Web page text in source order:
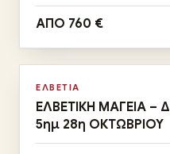
ΑΠΟ 760 €
Οκτ
Αναχωρήσεις:
24/10
ΕΛΒΕΤΙΑ
ΕΛΒΕΤΙΚΗ ΜΑΓΕΙΑ –
5ημ 28η ΟΚΤΩΒΡΙΟΥ